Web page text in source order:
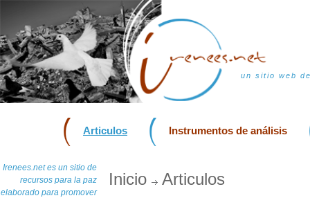
un sitio web
Articulos Instrumentos de análisis
Irenees.net es un sitio de
recursos para la paz
elaborado para promover
Inicio Articulos